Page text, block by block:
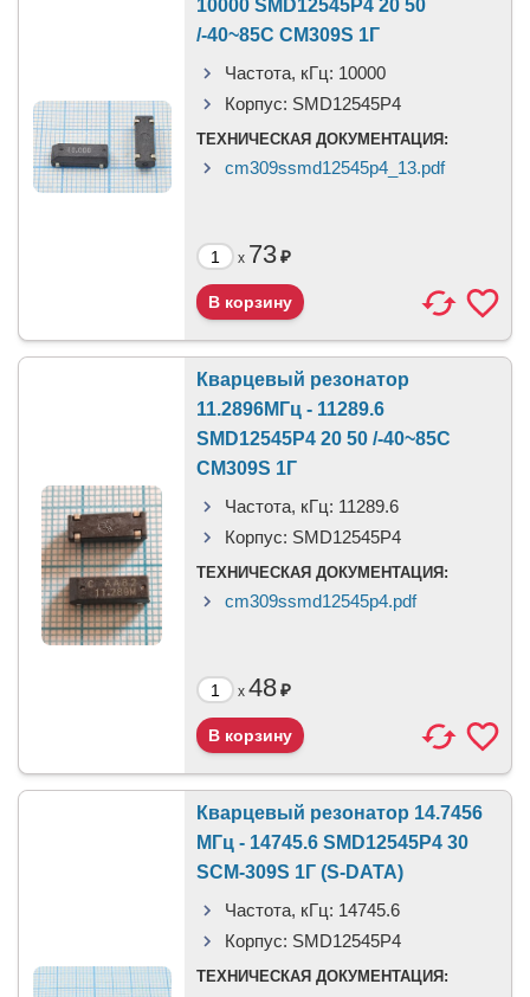
10000 SMD12545P4 20 50
/-40~85C CM309S 1Г
Частота, кГц: 10000
Корпус: SMD12545P4
ТЕХНИЧЕСКАЯ ДОКУМЕНТАЦИЯ:
cm309ssmd12545p4_13.pdf
x 73₽
Кварцевый резонатор
11.2896МГц - 11289.6
SMD12545P4 20 50 /-40~85C
CM309S 1Г
Частота, кГц: 11289.6
Корпус: SMD12545P4
ТЕХНИЧЕСКАЯ ДОКУМЕНТАЦИЯ:
cm309ssmd12545p4.pdf
x 48₽
Кварцевый резонатор 14.7456
МГц - 14745.6 SMD12545P4 30
SCM-309S 1Г (S-DATA)
Частота, кГц: 14745.6
Корпус: SMD12545P4
ТЕХНИЧЕСКАЯ ДОКУМЕНТАЦИЯ: